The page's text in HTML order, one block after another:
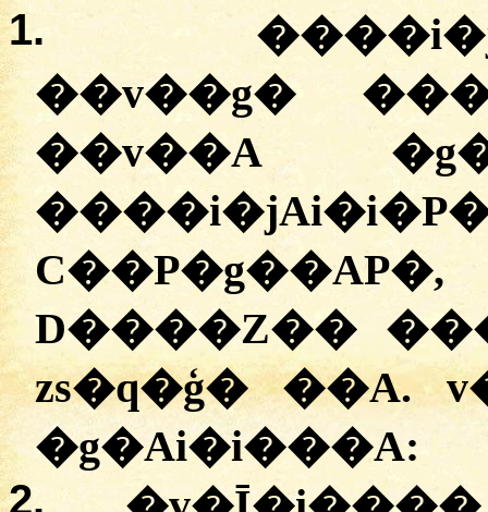
1.
��v��g�
��v��A
D����Z��
zs�q�ģ� ��A.
�g�Ai�i���A:
2.